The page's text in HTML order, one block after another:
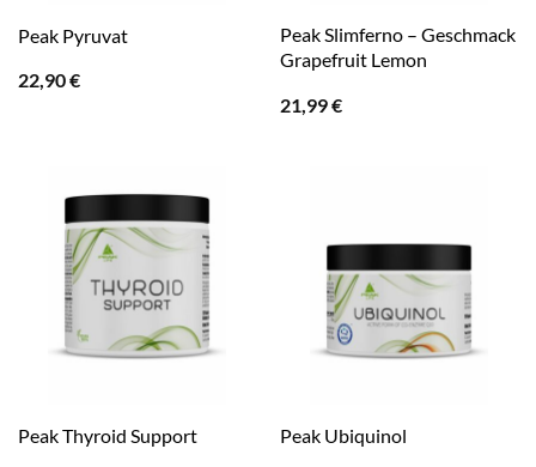
Peak Pyruvat
22,90€
Peak Slimferno – Geschmack
Grapefruit Lemon
21,99€
Peak Thyroid Support
Peak Ubiquinol